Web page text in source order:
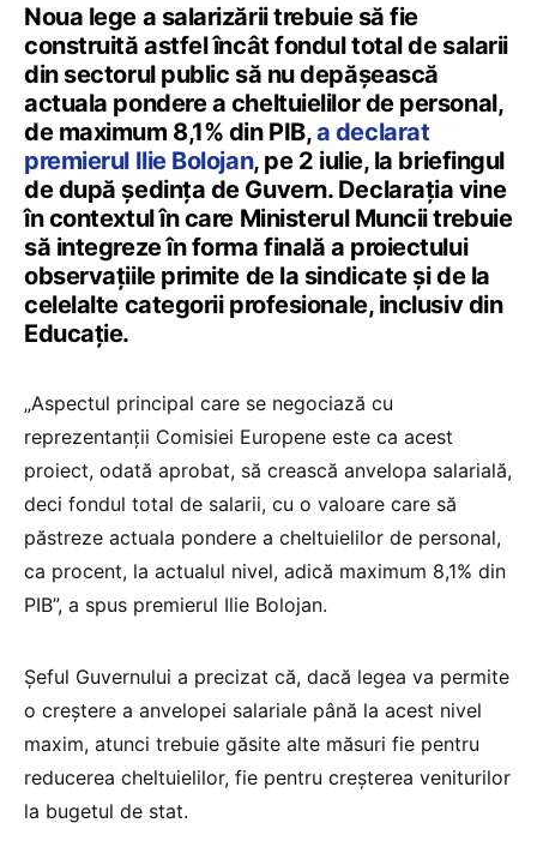
Noua lege a salarizării trebuie să fie
construită astfel încât fondul total de salarii
din sectorul public să nu depășească
actuala pondere a cheltuielilor de personal,
de maximum 8,1% din PIB,a declarat
premierul Ilie Bolojan, pe 2 iulie, la briefingul
de după ședința de Guvern. Declarația vine
în contextul în care Ministerul Muncii trebuie
să integreze în forma finală a proiectului
observațiile primite de la sindicate și de la
celelalte categorii profesionale, inclusiv din
Educație.
„Aspectul principal care se negociază cu
reprezentanții Comisiei Europene este ca acest
proiect, odată aprobat, să crească anvelopa salarială,
deci fondul total de salarii, cu o valoare care să
păstreze actuala pondere a cheltuielilor de personal,
ca procent, la actualul nivel, adică maximum 8,1% din
PIB”, a spus premierul Ilie Bolojan.
Șeful Guvernului a precizat că, dacă legea va permite
o creștere a anvelopei salariale până la acest nivel
maxim, atunci trebuie găsite alte măsuri fie pentru
reducerea cheltuielilor, fie pentru creșterea veniturilor
la bugetul de stat.